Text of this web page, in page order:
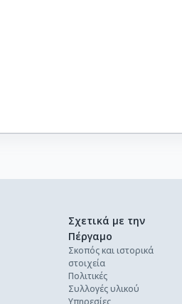
Σχετικά με την
Πέργαμο
Σκοπός και ιστορικά
στοιχεία
Πολιτικές
Συλλογές υλικού